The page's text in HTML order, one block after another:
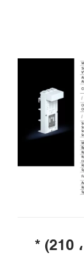
البعد 30 * 132 (186 ، 204 ، 210) *